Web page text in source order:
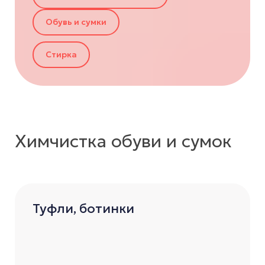
Обувь и сумки
Стирка
Химчистка обуви и сумок
Туфли, ботинки